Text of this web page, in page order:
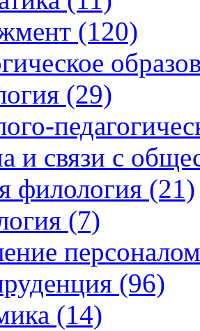
(120)
(29)
и связи с
филология (21)
(7)
(96)
(14)